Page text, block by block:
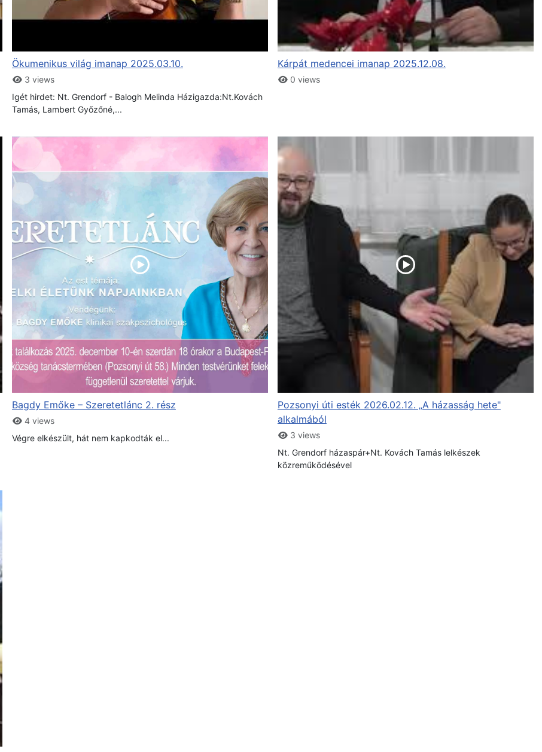
Ökumenikus világ imanap 2025.03.10.
3 views
Igét hirdet: Nt. Grendorf - Balogh Melinda Házigazda:Nt.Kovách
Tamás, Lambert Győzőné,...
Kárpát medencei imanap 2025.12.08.
0 views
Bagdy Emőke – Szeretetlánc 2. rész
4 views
Végre elkészült, hát nem kapkodták el...
Pozsonyi úti esték 2026.02.12. „A házasság hete"
alkalmából
3 views
Nt. Grendorf házaspár+Nt. Kovách Tamás lelkészek
közreműködésével